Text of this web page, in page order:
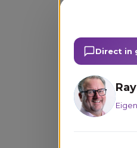
Direct in